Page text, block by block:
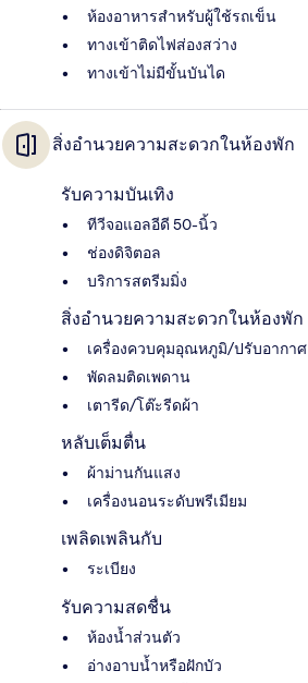
ห้องอาหารสำหรับผู้ใช้รถเข็น
ทางเข้าติดไฟส่องสว่าง
ทางเข้าไม่มีขั้นบันได
สิ่งอำนวยความสะดวกในห้องพัก
รับความบันเทิง
ทีวีจอแอลอีดี 50-นิ้ว
ช่องดิจิตอล
บริการสตรีมมิ่ง
สิ่งอำนวยความสะดวกในห้องพัก
เครื่องควบคุมอุณหภูมิ/ปรับอากาศ
พัดลมติดเพดาน
เตารีด/โต๊ะรีดผ้า
หลับเต็มตื่น
ผ้าม่านกันแสง
เครื่องนอนระดับพรีเมียม
เพลิดเพลินกับ
ระเบียง
รับความสดชื่น
ห้องน้ำส่วนตัว
อ่างอาบน้ำหรือฝักบัว